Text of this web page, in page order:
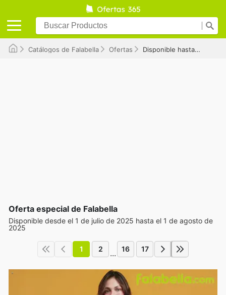
Catálogos de Falabella Ofertas Disponible hasta el 01/08/2025
Oferta especial de Falabella
Disponible desde el 1 de julio de 2025 hasta el 1 de agosto de
2025
1 2 ... 16 17